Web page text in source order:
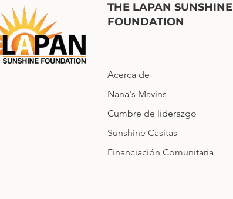
THE LAPAN SUNSHINE
FOUNDATION
Acerca de
Nana's Mavins
Cumbre de liderazgo
Sunshine Casitas
Financiación Comunitaria